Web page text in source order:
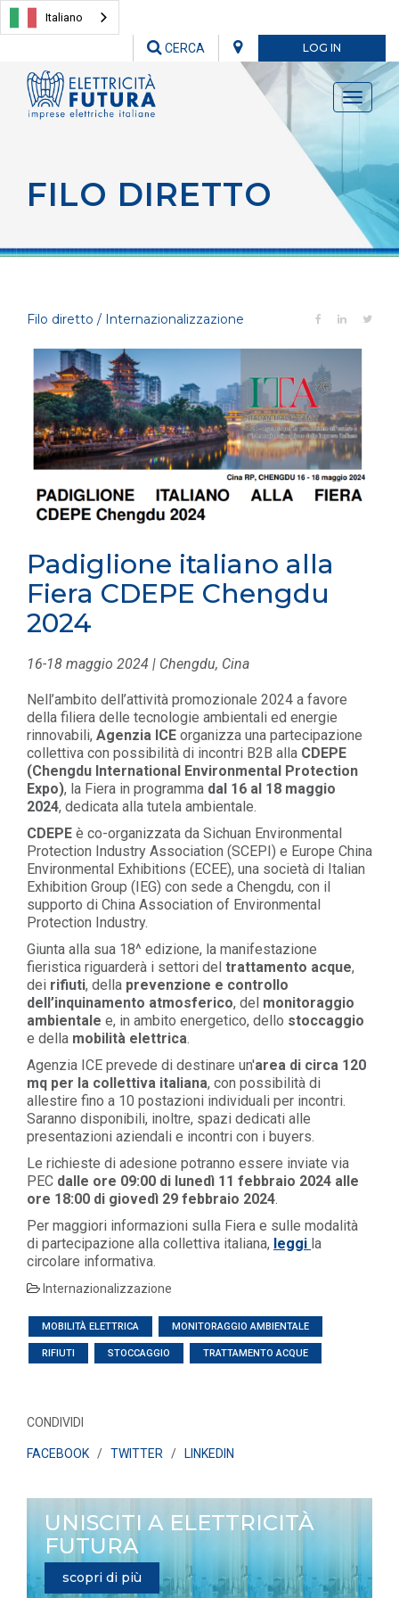
Italiano
LOG IN
CERCA
Toggle
FILO DIRETTO
Filo diretto / Internazionalizzazione
Padiglione italiano alla
Fiera CDEPE Chengdu
2024
16-18 maggio 2024 | Chengdu, Cina
Nell’ambito dell’attività promozionale 2024 a favore
della filiera delle tecnologie ambientali ed energie
rinnovabili, Agenzia ICE organizza una partecipazione
collettiva con possibilità di incontri B2B alla CDEPE
(Chengdu International Environmental Protection
Expo), la Fiera in programma dal 16 al 18 maggio
2024, dedicata alla tutela ambientale.
CDEPE è co-organizzata da Sichuan Environmental
Protection Industry Association (SCEPI) e Europe China
Environmental Exhibitions (ECEE), una società di Italian
Exhibition Group (IEG) con sede a Chengdu, con il
supporto di China Association of Environmental
Protection Industry.
Giunta alla sua 18^ edizione, la manifestazione
fieristica riguarderà i settori del trattamento acque,
dei rifiuti, della prevenzione e controllo
dell’inquinamento atmosferico, del monitoraggio
ambientale e, in ambito energetico, dello stoccaggio
e della mobilità elettrica.
Agenzia ICE prevede di destinare un'area di circa 120
mq per la collettiva italiana, con possibilità di
allestire fino a 10 postazioni individuali per incontri.
Saranno disponibili, inoltre, spazi dedicati alle
presentazioni aziendali e incontri con i buyers.
Le richieste di adesione potranno essere inviate via
PEC dalle ore 09:00 di lunedì 11 febbraio 2024 alle
ore 18:00 di giovedì 29 febbraio 2024.
Per maggiori informazioni sulla Fiera e sulle modalità
di partecipazione alla collettiva italiana, leggi la
circolare informativa.
Internazionalizzazione
MOBILITÀ ELETTRICA MONITORAGGIO AMBIENTALE
RIFIUTI STOCCAGGIO TRATTAMENTO ACQUE
CONDIVIDI
FACEBOOK/ TWITTER / LINKEDIN
UNISCITI A ELETTRICITÀ
FUTURA
scopri di più